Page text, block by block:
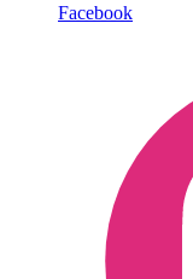
Facebook